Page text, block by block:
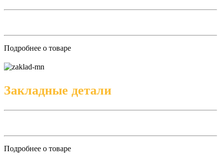
Подробнее о товаре
Закладные детали
Подробнее о товаре